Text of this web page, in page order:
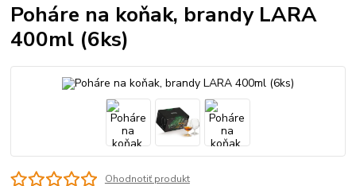
Poháre na koňak, brandy LARA
400ml (6ks)
Ohodnotiť produkt